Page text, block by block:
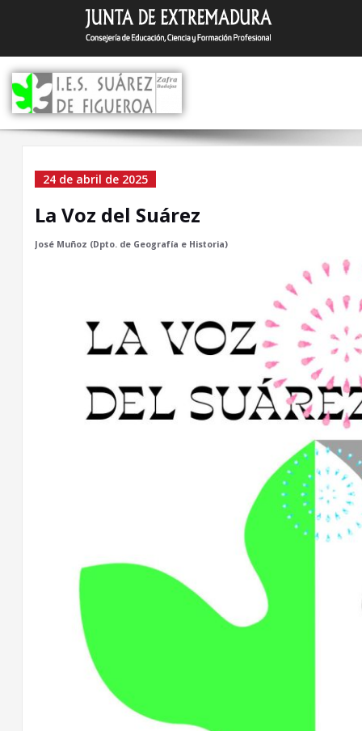
Saltar
contenido
La Voz del Suárez
24 de abril de 2025
La Voz del Suárez
José Muñoz (Dpto. de Geografía e Historia)